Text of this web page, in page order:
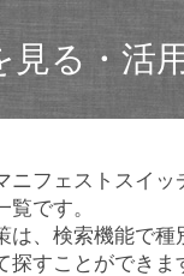
見る・活
ニフェストスイッ
です。
は、検索機能で種
探すことができま